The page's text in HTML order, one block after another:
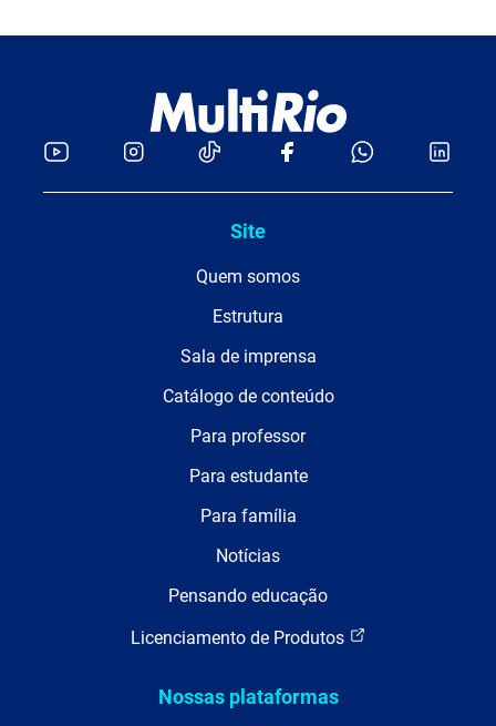
Site
Quem somos
Estrutura
Sala de imprensa
Catálogo de conteúdo
Para professor
Para estudante
Para família
Notícias
Pensando educação
Licenciamento de Produtos
Nossas plataformas